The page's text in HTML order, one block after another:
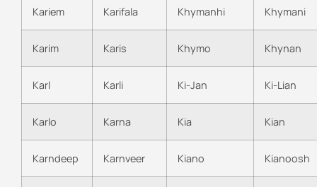
Kariem Karifala Khymanhi Khymani
Karim Karis Khymo Khynan
Karl Karli Ki-Jan Ki-Lian
Karlo Karna Kia Kian
Karndeep Karnveer Kiano Kianoosh